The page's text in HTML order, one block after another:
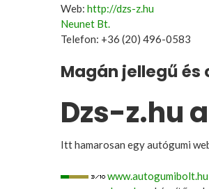
Web: http://dzs-z.hu
Neunet Bt.
Telefon: +36 (20) 496-0583
Magán jellegű
Dzs-z.hu
Itt hamarosan egy autógumi
www.autogumibolt.hu